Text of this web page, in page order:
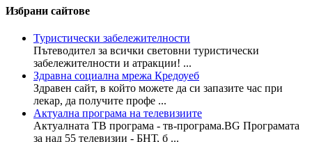
Избрани сайтове
Туристически забележителности
Пътеводител за всички световни туристически
забележителности и атракции! ...
Здравна социална мрежа Кредоуеб
Здравен сайт, в който можете да си запазите час при
лекар, да получите профе ...
Актуална програма на телевизиите
Актуалната ТВ програма - тв-програма.BG Програмата
за над 55 телевизии - БНТ, б ...